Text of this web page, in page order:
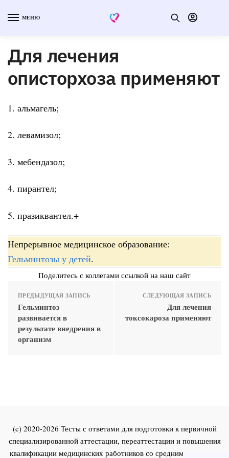
МЕНЮ
Для лечения
описторхоза применяют
1. альмагель;
2. левамизол;
3. мебендазол;
4. пирантел;
5. празиквантел.+
Непрерывное медицинское образование:
Гельминтозы у детей.
Поделитесь с коллегами ссылкой на наш сайт
ПРЕДЫДУЩАЯ ЗАПИСЬ
Гельминтоз
развивается в
результате внедрения в
организм
СЛЕДУЮЩАЯ ЗАПИСЬ
Для лечения
токсокароза применяют
(c) 2020-2026 Тесты с ответами для подготовки к первичной
специализированной аттестации, переаттестации и повышения
квалификации медицинских работников со средним и высшим